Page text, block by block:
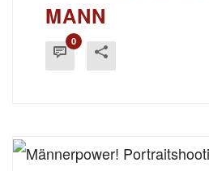
MANN
0